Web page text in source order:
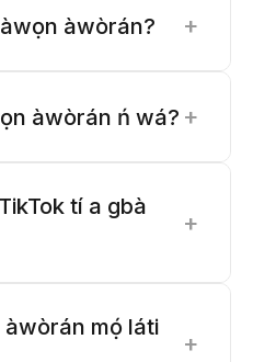
àwòrán? +
àwòrán ń wá? +
tí a gbà
+
àwòrán mọ́ láti
+